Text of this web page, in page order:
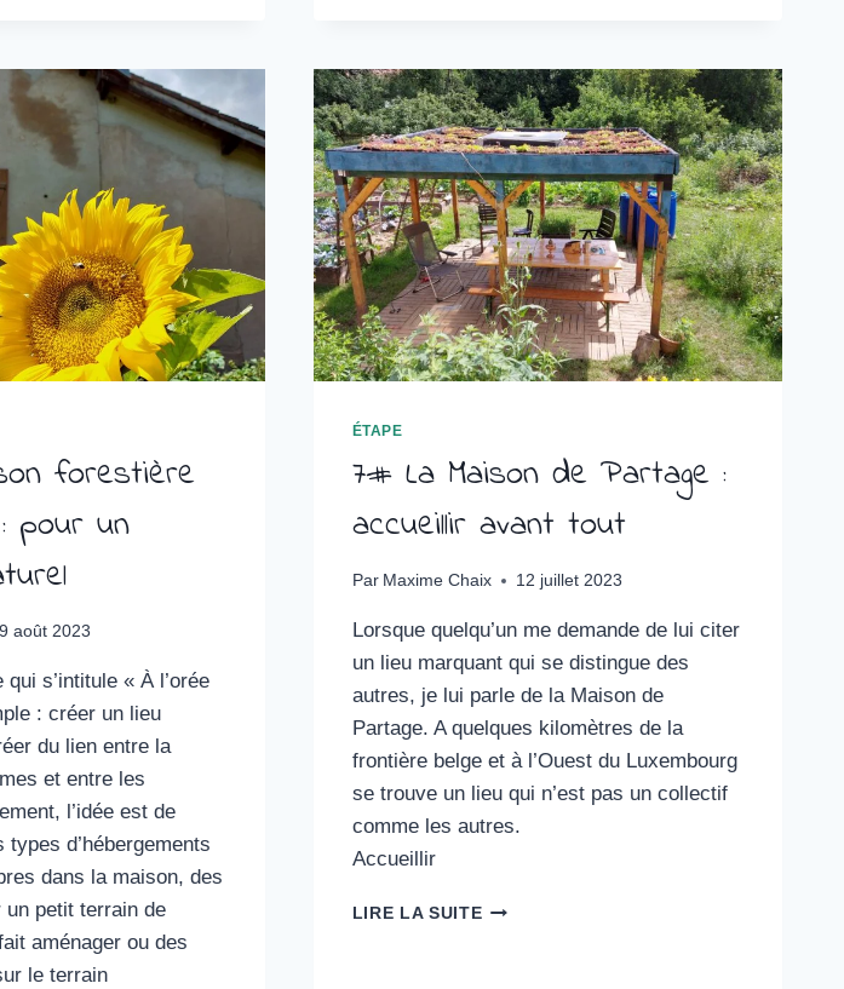
CHAUX
:
LIEU
D’ACCUEIL
CHRÉTIEN
forestière
pour un
9 août 2023
s’intitule « À l’orée
: créer un lieu
du lien entre la
et entre les
l’idée est de
d’hébergements
dans la maison, des
petit terrain de
aménager ou des
le terrain
ÉTAPE
7# La Maison de Partage :
accueillir avant tout
Par Maxime Chaix 12 juillet 2023
Lorsque quelqu’un me demande de lui citer
un lieu marquant qui se distingue des
autres, je lui parle de la Maison de
Partage. A quelques kilomètres de la
frontière belge et à l’Ouest du Luxembourg
se trouve un lieu qui n’est pas un collectif
comme les autres.
Accueillir
LIRE LA SUITE7#